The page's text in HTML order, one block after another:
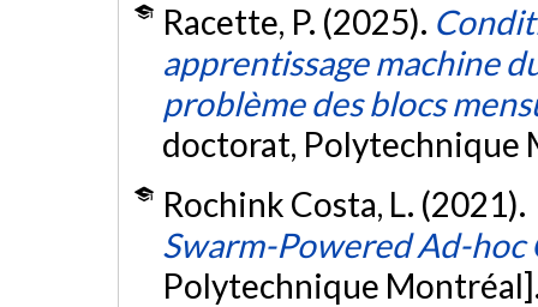
Racette, P. (2025).
apprentissage machine
problème des blocs
doctorat, Polytechnique
Rochink Costa, L. (2021).
Swarm-Powered Ad-hoc
Polytechnique